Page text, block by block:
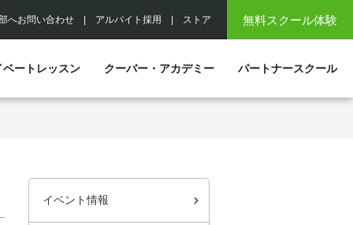
無料スクール体験
へお問い合わせ アルバイト採用 ストア
ベートレッスン クーバー・アカデミー パートナースクール
イベント情報